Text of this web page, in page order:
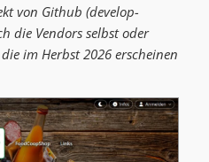
von Github (develop-
die Vendors selbst oder
im Herbst 2026 erscheinen